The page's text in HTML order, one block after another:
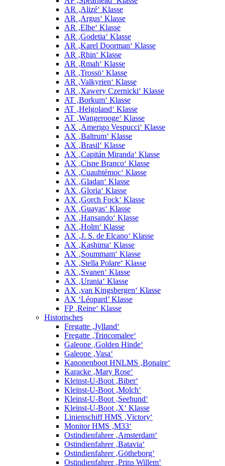
AR ‚Alizé‘ Klasse
AR ‚Argus‘ Klasse
AR ‚Elbe‘ Klasse
AR ‚Godetia‘ Klasse
AR ‚Karel Doorman‘ Klasse
AR ‚Rhin‘ Klasse
AR ‚Rmah‘ Klasse
AR ‚Trossö‘ Klasse
AR ‚Valkyrien‘ Klasse
AR ‚Xawery Czernicki‘ Klasse
AT ‚Borkum‘ Klasse
AT ‚Helgoland‘ Klasse
AT ‚Wangerooge‘ Klasse
AX ‚Amerigo Vespucci‘ Klasse
AX ‚Baltrum‘ Klasse
AX ‚Brasil‘ Klasse
AX ‚Capitán Miranda‘ Klasse
AX ‚Cisne Branco‘ Klasse
AX ‚Cuauhtémoc‘ Klasse
AX ‚Gladan‘ Klasse
AX ‚Gloria‘ Klasse
AX ‚Gorch Fock‘ Klasse
AX ‚Guayas‘ Klasse
AX ‚Hansando‘ Klasse
AX ‚Holm‘ Klasse
AX ‚J. S. de Elcano‘ Klasse
AX ‚Kashima‘ Klasse
AX ‚Soummam‘ Klasse
AX ‚Stella Polare‘ Klasse
AX ‚Svanen‘ Klasse
AX ‚Urania‘ Klasse
AX ‚van Kingsbergen‘ Klasse
AX ‘Léopard’ Klasse
FP ‚Reine‘ Klasse
Historisches
Fregatte ‚Jylland‘
Fregatte ‚Trincomalee‘
Galeone ‚Golden Hinde‘
Galeone ‚Vasa‘
Kanonenboot HNLMS ‚Bonaire‘
Karacke ‚Mary Rose‘
Kleinst-U-Boot ‚Biber‘
Kleinst-U-Boot ‚Molch‘
Kleinst-U-Boot ‚Seehund‘
Kleinst-U-Boot ‚X‘ Klasse
Linienschiff HMS ‚Victory‘
Monitor HMS ‚M33‘
Ostindienfahrer ‚Amsterdam‘
Ostindienfahrer ‚Batavia‘
Ostindienfahrer ‚Götheborg‘
Ostindienfahrer ‚Prins Willem‘